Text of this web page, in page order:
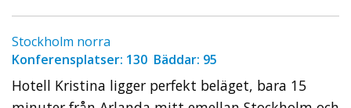
Stockholm norra
Konferensplatser: 130 Bäddar: 95
Hotell Kristina ligger perfekt beläget, bara 15